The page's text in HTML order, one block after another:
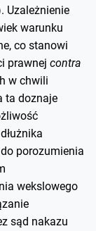
Uzależnienie
warunku
co stanowi
prawnej contra
w chwili
ta doznaje
porozumienia
wekslowego
sąd nakazu